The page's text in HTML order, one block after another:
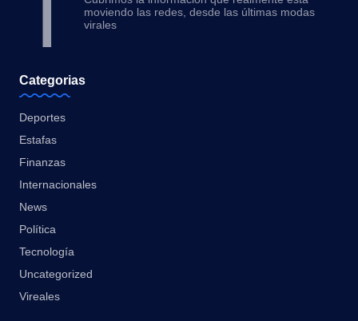
moviendo las redes, desde las últimas modas
virales
Categorias
Deportes
Estafas
Finanzas
Internacionales
News
Política
Tecnología
Uncategorized
Vireales